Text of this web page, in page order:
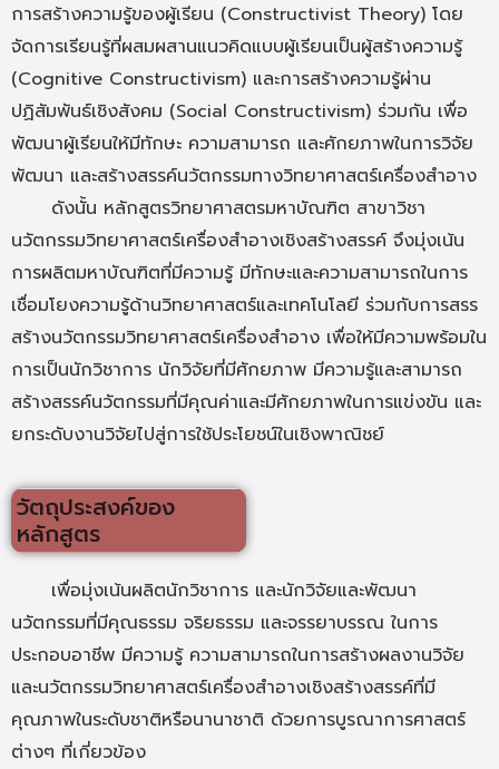
การสร้างความรู้ของผู้เรียน (Constructivist Theory) โดย
จัดการเรียนรู้ที่ผสมผสานแนวคิดแบบผู้เรียนเป็นผู้สร้างความรู้
(Cognitive Constructivism) และการสร้างความรู้ผ่าน
ปฏิสัมพันธ์เชิงสังคม (Social Constructivism) ร่วมกัน เพื่อ
พัฒนาผู้เรียนให้มีทักษะ ความสามารถ และศักยภาพในการวิจัย
พัฒนา และสร้างสรรค์นวัตกรรมทางวิทยาศาสตร์เครื่องสำอาง
ดังนั้น หลักสูตรวิทยาศาสตรมหาบัณฑิต สาขาวิชา
นวัตกรรมวิทยาศาสตร์เครื่องสำอางเชิงสร้างสรรค์ จึงมุ่งเน้น
การผลิตมหาบัณฑิตที่มีความรู้ มีทักษะและความสามารถในการ
เชื่อมโยงความรู้ด้านวิทยาศาสตร์และเทคโนโลยี ร่วมกับการสรร
สร้างนวัตกรรมวิทยาศาสตร์เครื่องสำอาง เพื่อให้มีความพร้อมใน
การเป็นนักวิชาการ นักวิจัยที่มีศักยภาพ มีความรู้และสามารถ
สร้างสรรค์นวัตกรรมที่มีคุณค่าและมีศักยภาพในการแข่งขัน และ
ยกระดับงานวิจัยไปสู่การใช้ประโยชน์ในเชิงพาณิชย์
วัตถุประสงค์ของ
หลักสูตร
เพื่อมุ่งเน้นผลิตนักวิชาการ และนักวิจัยและพัฒนา
นวัตกรรมที่มีคุณธรรม จริยธรรม และจรรยาบรรณ ในการ
ประกอบอาชีพ มีความรู้ ความสามารถในการสร้างผลงานวิจัย
และนวัตกรรมวิทยาศาสตร์เครื่องสำอางเชิงสร้างสรรค์ที่มี
คุณภาพในระดับชาติหรือนานาชาติ ด้วยการบูรณาการศาสตร์
ต่างๆ ที่เกี่ยวข้อง